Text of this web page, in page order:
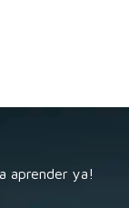
aprender ya!